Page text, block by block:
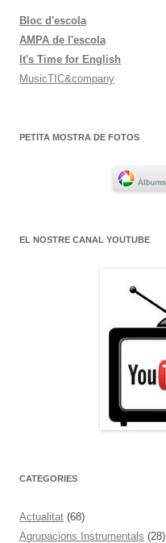
Bloc d'escola
AMPA de l'escola
It's Time for English
MusicTIC&company
PETITA MOSTRA DE FOTOS
EL NOSTRE CANAL YOUTUBE
CATEGORIES
Actualitat (68)
Agrupacions Instrumentals (28)